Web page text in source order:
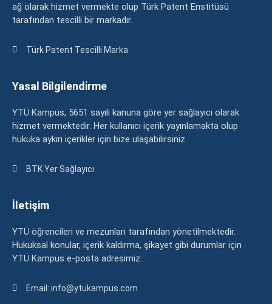
ağ olarak hizmet vermekte olup Türk Patent Enstitüsü
tarafından tescilli bir markadır.
Türk Patent Tescilli Marka
Yasal Bilgilendirme
YTÜ Kampüs, 5651 sayılı kanuna göre yer sağlayıcı olarak
hizmet vermektedir. Her kullanıcı içerik yayınlamakta olup
hukuka aykırı içerikler için bize ulaşabilirsiniz.
BTK Yer Sağlayıcı
İletişim
YTÜ öğrencileri ve mezunları tarafından yönetilmektedir.
Hukuksal konular, içerik kaldırma, şikayet gibi durumlar için
YTÜ Kampüs e-posta adresimiz:
Email: info@ytukampus.com